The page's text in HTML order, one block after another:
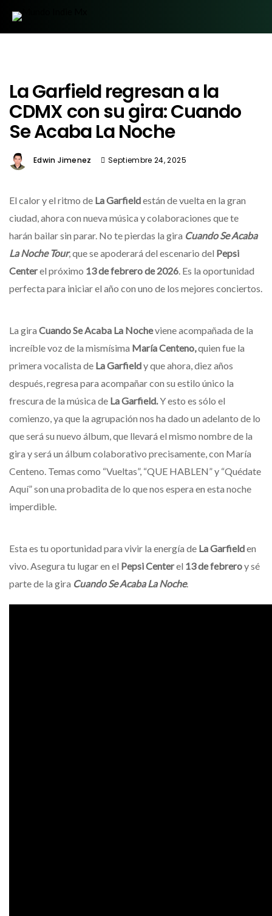
La Garfield regresan a la
CDMX con su gira: Cuando
Se Acaba La Noche
Edwin Jimenez Septiembre 24, 2025
El calor y el ritmo de La Garfieldestán de vuelta en la gran
ciudad, ahora con nueva música y colaboraciones que te
harán bailar sin parar. No te pierdas la gira Cuando Se Acaba
La Noche Tour, que se apoderará del escenario del Pepsi
Centerel próximo 13 de febrero de 2026 . Es la oportunidad
perfecta para iniciar el año con uno de los mejores conciertos.
La gira Cuando Se Acaba La Nocheviene acompañada de la
increíble voz de la mismísima María Centeno,quien fue la
primera vocalista de La Garfieldy que ahora, diez años
después, regresa para acompañar con su estilo único la
frescura de la música de La Garfield.Y esto es sólo el
comienzo, ya que la agrupación nos ha dado un adelanto de lo
que será su nuevo álbum, que llevará el mismo nombre de la
gira y será un álbum colaborativo precisamente, con María
Centeno. Temas como “Vueltas”, “QUE HABLEN” y “Quédate
Aquí” son una probadita de lo que nos espera en esta noche
imperdible.
Esta es tu oportunidad para vivir la energía de La Garfielden
vivo. Asegura tu lugar en el Pepsi Centerel 13 de febreroy sé
parte de la gira Cuando Se Acaba La Noche.